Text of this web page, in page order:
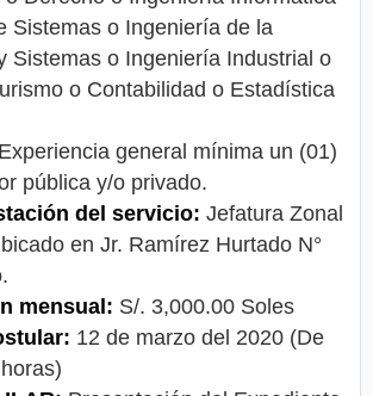
Sistemas o Ingeniería de la
Sistemas o Ingeniería Industrial o
o Contabilidad o Estadística
Experiencia general mínima un (01)
pública y/o privado.
del servicio: Jefatura Zonal
en Jr. Ramírez Hurtado N°
mensual: S/. 3,000.00 Soles
12 de marzo del 2020 (De